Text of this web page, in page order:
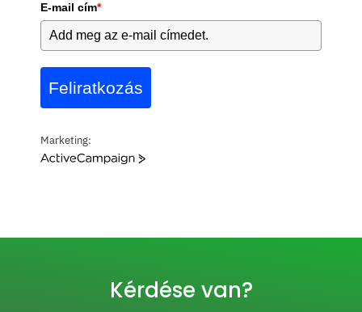
E-mail cím*
Feliratkozás
Marketing:
A
e
Kérdése van?